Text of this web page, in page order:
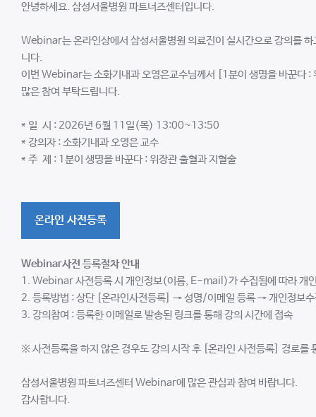
안녕하세요. 삼성서울병원 파트너즈센터입니다.
Webinar는 온라인상에서 삼성서울병원 의료진이 실시간으로 강의를
니다.
이번 Webinar는 소화기내과 오영은교수님께서 [1분이 생명을 바꾼다 :
많은 참여 부탁드립니다.
* 일 시 : 2026년 6월 11일(목) 13:00~13:50
* 강의자 : 소화기내과 오영은 교수
* 주 제 : 1분이 생명을 바꾼다 : 위장관 출혈과 지혈술
온라인 사전등록
Webinar사전 등록절차 안내
1. Webinar 사전등록 시 개인정보(이름, E-mail)가 수집됨에 따라 개
2. 등록방법 : 상단 [온라인사전등록] → 성명/이메일 등록 → 개인정보
3. 강의참여 : 등록한 이메일로 발송된 링크를 통해 강의 시간에 접속
※ 사전등록을 하지 않은 경우도 강의 시작 후 [온라인 사전등록] 경로를
삼성서울병원 파트너즈센터 Webinar에 많은 관심과 참여 바랍니다.
감사합니다.